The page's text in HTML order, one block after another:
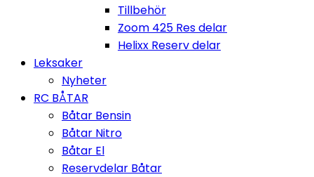
Tillbehör
Zoom 425 Res delar
Helixx Reserv delar
Leksaker
Nyheter
RC BÅTAR
Båtar Bensin
Båtar Nitro
Båtar El
Reservdelar Båtar